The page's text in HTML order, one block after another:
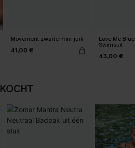
Movement zwarte mini-jurk
41,00 €
Love Me
Swimsuit
43,00 €